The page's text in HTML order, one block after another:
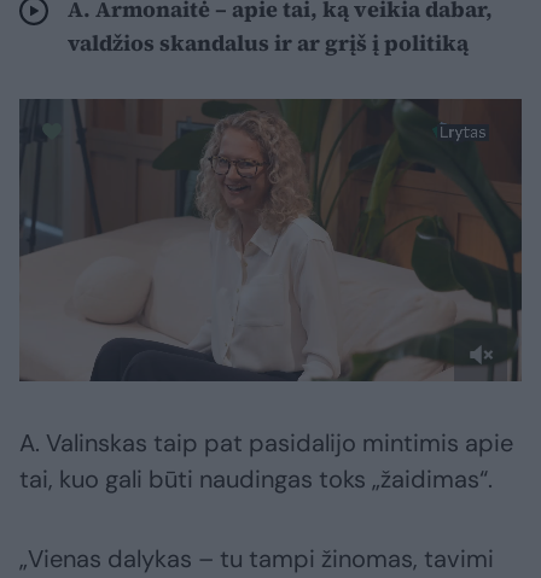
A. Armonaitė – apie tai, ką veikia dabar,
valdžios skandalus ir ar grįš į politiką
A. Valinskas taip pat pasidalijo mintimis apie
tai, kuo gali būti naudingas toks „žaidimas“.
„Vienas dalykas – tu tampi žinomas, tavimi